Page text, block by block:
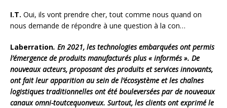
I.T. Oui, ils vont prendre cher, tout comme nous quand on
nous demande de répondre à une question à la con…
Laberration. En 2021, les technologies embarquées ont permis
l’émergence de produits manufacturés plus « informés ». De
nouveaux acteurs, proposant des produits et services innovants,
ont fait leur apparition au sein de l’écosystème et les chaînes
logistiques traditionnelles ont été bouleversées par de nouveaux
canaux omni-toutcequonveux. Surtout, les clients ont exprimé le